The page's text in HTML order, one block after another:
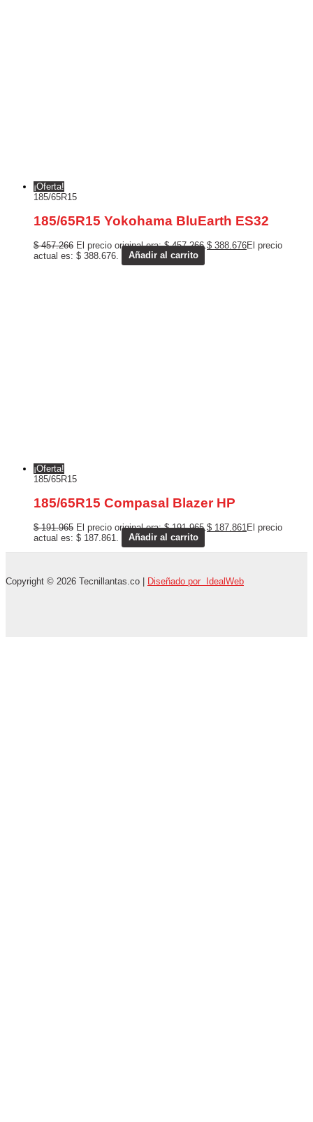
¡Oferta!
185/65R15
185/65R15 Yokohama BluEarth ES32
$457.266 El precio original era: $ 457.266. $ 388.676El precio
actual es: $ 388.676.
Añadir al carrito
¡Oferta!
185/65R15
185/65R15 Compasal Blazer HP
$191.965 El precio original era: $ 191.965. $ 187.861 El precio
actual es: $ 187.861.
Añadir al carrito
Copyright © 2026 Tecnillantas.co | Diseñado por IdealWeb